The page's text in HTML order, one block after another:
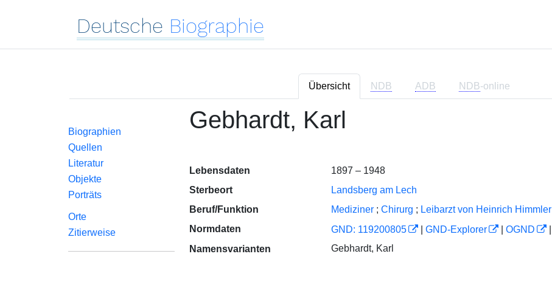
Deutsche Biographie
Übersicht NDB ADB NDB-online
Biographien
Quellen
Literatur
Objekte
Porträts
Orte
Zitierweise
Gebhardt, Karl
Lebensdaten
1897 – 1948
Sterbeort
Landsberg am Lech
Beruf/Funktion
Mediziner ; Chirurg ; Leibarzt von Heinrich Himmler
Normdaten
GND: 119200805 GND-Explorer OGND
Namensvarianten
Gebhardt, Karl